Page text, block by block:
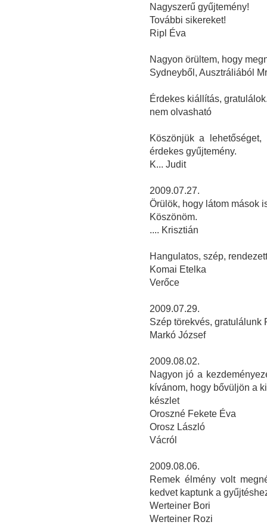
Nagyszerű gyűjtemény!
További sikereket!
Ripl Éva
Nagyon örültem, hogy
Sydneyből, Ausztráliából
Érdekes kiállítás,
nem olvasható
Köszönjük a
érdekes gyűjtemény.
K... Judit
2009.07.27.
Örülök, hogy látom mások
Köszönöm.
.... Krisztián
Hangulatos, szép,
Komai Etelka
Verőce
2009.07.29.
Szép törekvés, gratulálunk
Markó József
2009.08.02.
Nagyon jó a
kívánom, hogy bővüljön a
készlet
Oroszné Fekete Éva
Orosz László
Vácról
2009.08.06.
Remek élmény volt
kedvet kaptunk a
Werteiner Bori
Werteiner Rozi